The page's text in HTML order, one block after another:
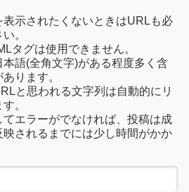
表示されたくないときはURLも必
。
タグは使用できません。
本語(全角文字)がある程度多く含
ります。
と思われる文字列は自動的にリ
。
エラーがでなければ、投稿は成
されるまでには少し時間がかか